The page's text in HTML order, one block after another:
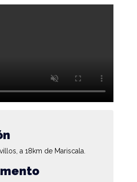
a 18km de Mariscala.